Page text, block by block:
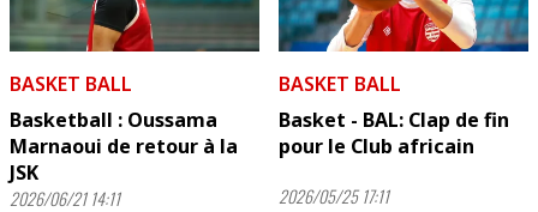
BASKET BALL
Basketball : Oussama
Marnaoui de retour à la
JSK
2026/06/21 14:11
BASKET BALL
Basket - BAL: Clap de fin
pour le Club africain
2026/05/25 17:11